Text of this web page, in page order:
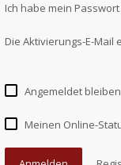
Ich habe mein
Die Aktivierungs-E-Mail
Angemeldet bleiben
Meinen Online-